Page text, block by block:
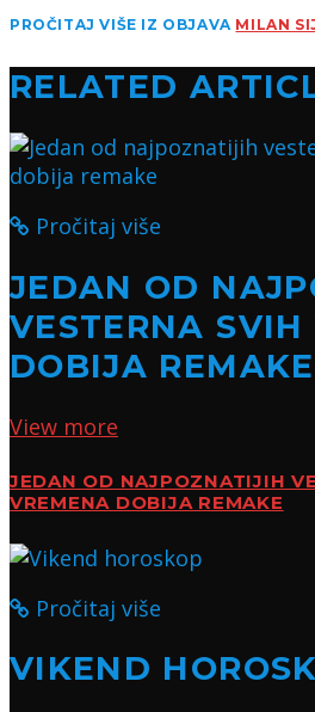
PROČITAJ VIŠE IZ OBJAVA MILAN
RELATED
Pročitaj više
JEDAN OD
VESTERNA
DOBIJA REMAKE
View more
JEDAN OD NAJPOZNATIJIH
VREMENA DOBIJA REMAKE
Pročitaj više
VIKEND